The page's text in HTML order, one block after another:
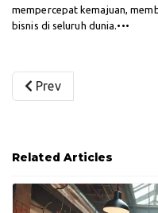
mempercepat kemajuan,
bisnis di seluruh dunia.•••
Previous article:
Prev
Related Articles